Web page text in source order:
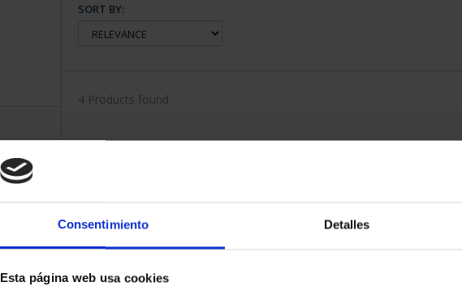
Consentimiento Detalles
Esta página web usa cookies
SORT BY:
4 Products found